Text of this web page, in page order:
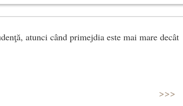
atunci când primejdia este mai mare decât
>>>